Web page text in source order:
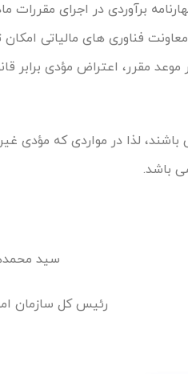
فناوری های مالیاتی امکان
موعد مقرر، اعتراض مؤدی برابر
باشند، لذا در مواردی که مؤدی
باشد.
سید
رئیس کل سازمان